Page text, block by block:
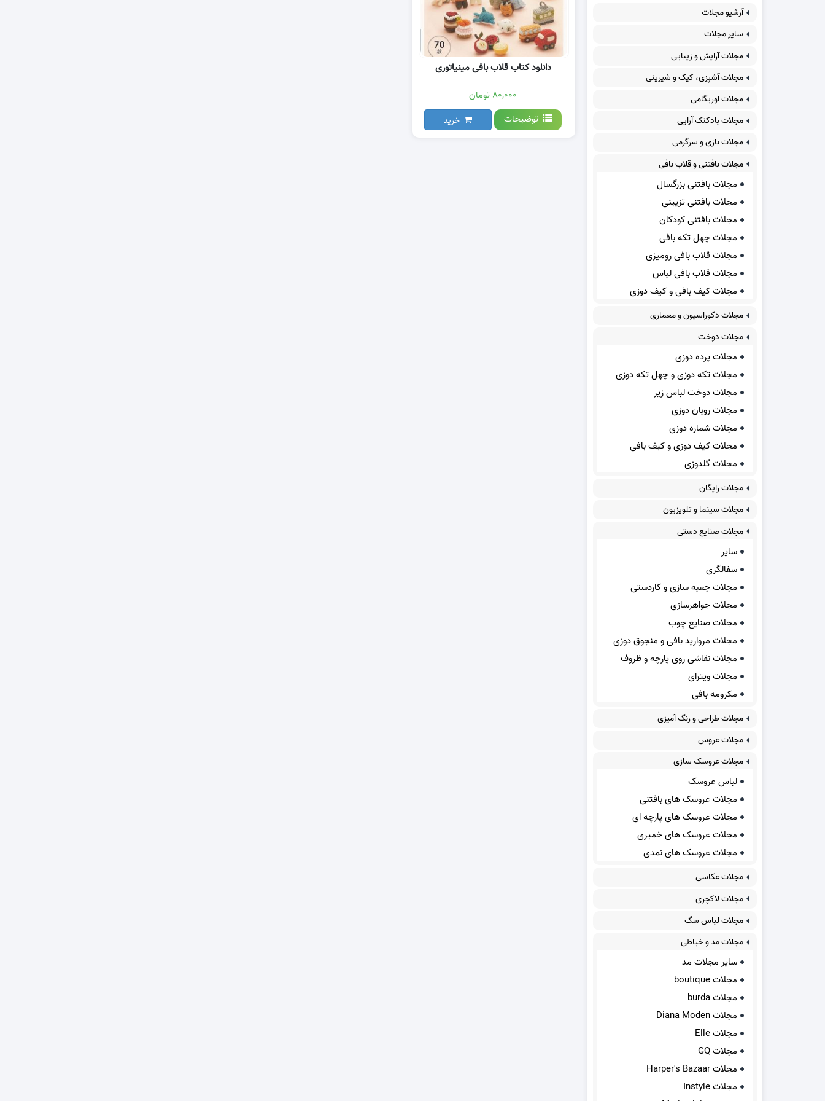
دانلود کتاب قلاب بافی مینیاتوری
۸۰,۰۰۰ تومان
توضیحات
خرید
آرشیو مجلات
سایر مجلات
مجلات آرایش و زیبایی
مجلات آشپزی، کیک و شیرینی
مجلات اوریگامی
مجلات بادکنک آرایی
مجلات بازی و سرگرمی
مجلات بافتنی و قلاب بافی
مجلات بافتنی بزرگسال
مجلات بافتنی تزیینی
مجلات بافتنی کودکان
مجلات چهل تکه بافی
مجلات قلاب بافی رومیزی
مجلات قلاب بافی لباس
مجلات کیف بافی و کیف دوزی
مجلات دکوراسیون و معماری
مجلات دوخت
مجلات پرده دوزی
مجلات تکه دوزی و چهل تکه دوزی
مجلات دوخت لباس زیر
مجلات روبان دوزی
مجلات شماره دوزی
مجلات کیف دوزی و کیف بافی
مجلات گلدوزی
مجلات رایگان
مجلات سینما و تلویزیون
مجلات صنایع دستی
سایر
سفالگری
مجلات جعبه سازی و کاردستی
مجلات جواهرسازی
مجلات صنایع چوب
مجلات مروارید بافی و منجوق دوزی
مجلات نقاشی روی پارچه و ظروف
مجلات ویترای
مکرومه بافی
مجلات طراحی و رنگ آمیزی
مجلات عروس
مجلات عروسک سازی
لباس عروسک
مجلات عروسک های بافتنی
مجلات عروسک های پارچه ای
مجلات عروسک های خمیری
مجلات عروسک های نمدی
مجلات عکاسی
مجلات لاکچری
مجلات لباس سگ
مجلات مد و خیاطی
سایر مجلات مد
مجلات boutique
مجلات burda
مجلات Diana Moden
مجلات Elle
مجلات GQ
مجلات Harper's Bazaar
مجلات Instyle